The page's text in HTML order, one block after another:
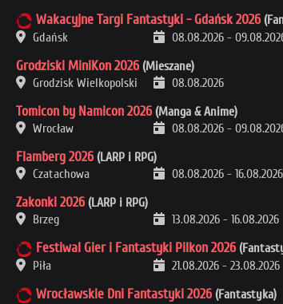
Wakacyjne Targi Fantastyki - Gdańsk 2026
Gdańsk
08.08.2026 -
Grodziski MiniKon 2026 (Mieszane)
Grodzisk Wielkopolski
08.08.2026
Tomicon by Namicon 2026 (Manga & Anime)
Wrocław
08.08.2026 -
Flamberg 2026 (LARP i RPG)
Czatachowa
08.08.2026 - 16.08.2026
Zakonki 2026 (LARP i RPG)
Brzeg
13.08.2026 - 16.08.2026
Festiwal Gier i Fantastyki Pilkon 2026
Piła
21.08.2026 - 23.08.2026
Wrocławskie Dni Fantastyki 2026 (Fantastyka)